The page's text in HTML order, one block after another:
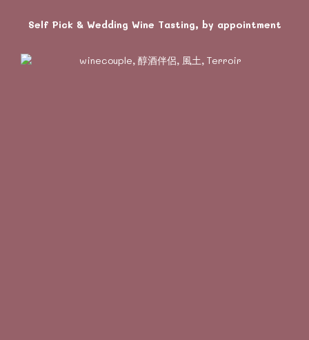
Self Pick & Wedding Wine Tasting, by appointment